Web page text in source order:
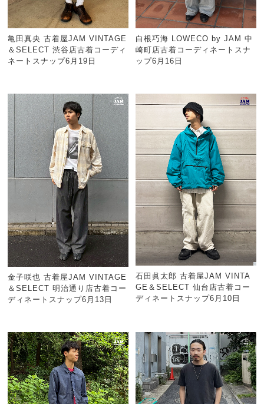
亀田真央 古着屋JAM VINTAGE
＆SELECT 渋谷店古着コーディ
ネートスナップ6月19日
白根巧海 LOWECO by JAM 中
崎町店古着コーディネートスナ
ップ6月16日
金子咲也 古着屋JAM VINTAGE
＆SELECT 明治通り店古着コー
ディネートスナップ6月13日
石田眞太郎 古着屋JAM VINTA
GE＆SELECT 仙台店古着コー
ディネートスナップ6月10日